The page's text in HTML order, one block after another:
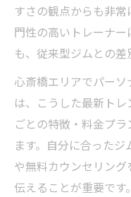
すさの観点からも非
門性の高いトレーナ
も、従来型ジムとの差
心斎橋エリアでパー
は、こうした最新ト
ごとの特徴・料金プ
ます。自分に合った
や無料カウンセリン
伝えることが重要です。